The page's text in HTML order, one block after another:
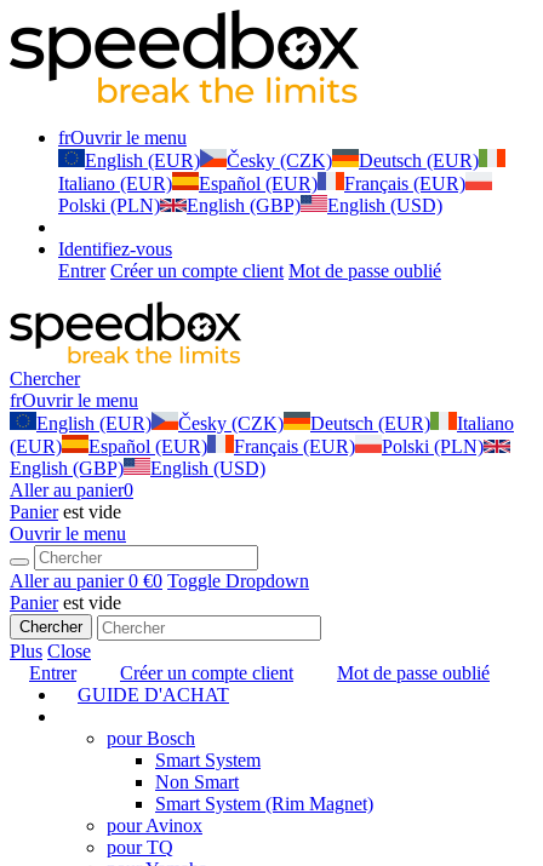
frOuvrir le menu
English (EUR)
Česky (CZK)
Deutsch (EUR)
Italiano (EUR)
Español (EUR)
Français (EUR)
Polski (PLN)
English (GBP) English (USD)
Identifiez-vous
Entrer Créer un compte client Mot de passe oublié
Chercher
frOuvrir le menu
English (EUR)
Česky (CZK) Deutsch (EUR)
Italiano
(EUR)
Español (EUR) Français (EUR)
Polski (PLN)
English (GBP)
English (USD)
Aller au panier0
Panierest vide
Ouvrir le menu
Aller au panier0 €0 Toggle Dropdown
Panierest vide
Chercher
Plus Close
Entrer
Créer un compte client
Mot de passe oublié
GUIDE D'ACHAT
pour Bosch
Smart System
Non Smart
Smart System (Rim Magnet)
pour Avinox
pour TQ